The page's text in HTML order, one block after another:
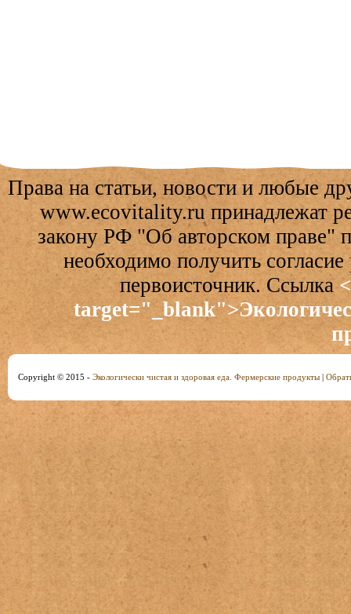
Права на статьи, новости и любые
www.ecovitality.ru принадлежат
закону РФ "Об авторском праве"
необходимо получить
первоисточник. Ссылка
Copyright © 2015 - Экологически чистая и здоровая еда. Фермерские продукты |